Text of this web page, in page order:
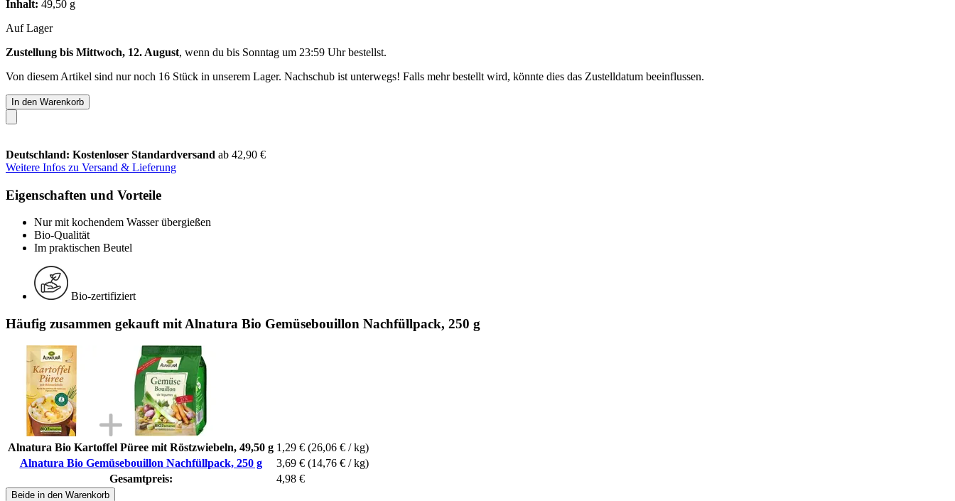
Inhalt: 49,50 g
Auf Lager
Zustellung bis Mittwoch, 12. August, wenn du bis Sonntag um 23:59 Uhrbestellst.
Von diesem Artikel sind nur noch 16 Stück in unserem Lager. Nachschub ist unterwegs! Falls mehr bestellt wird, könnte dies das Zustelldatum beeinflussen.
In den Warenkorb
Deutschland: Kostenloser Standardversand ab 42,90 €
Weitere Infos zu Versand & Lieferung
Eigenschaften und Vorteile
Nur mit kochendem Wasser übergießen
Bio-Qualität
Im praktischen Beutel
Bio-zertifiziert
Häufig zusammen gekauft mit Alnatura Bio Gemüsebouillon Nachfüllpack, 250 g
Alnatura Bio Kartoffel Püree mit Röstzwiebeln, 49,50 g 1,29 € (26,06 € / kg)
Alnatura Bio Gemüsebouillon Nachfüllpack, 250 g
3,69 € (14,76 € / kg)
Gesamtpreis:
4,98 €
Beide in den Warenkorb